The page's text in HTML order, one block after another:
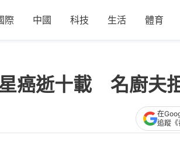
際 中國 科技 生活 體育
癌逝十載 名廚夫
在
追蹤《